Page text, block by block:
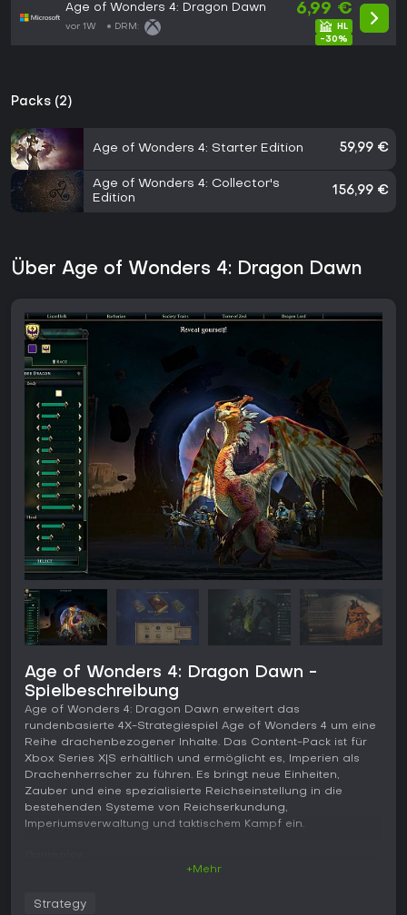
Age of Wonders 4: Dragon Dawn
vor 1W DRM:
6,99 €
-30%
Packs (2)
Age of Wonders 4: Starter Edition 59,99 €
Age of Wonders 4: Collector's
Edition
156,99 €
Über Age of Wonders 4: Dragon Dawn
Age of Wonders 4: Dragon Dawn -
Spielbeschreibung
Age of Wonders 4: Dragon Dawn erweitert das
rundenbasierte 4X-Strategiespiel Age of Wonders 4 um eine
Reihe drachenbezogener Inhalte. Das Content-Pack ist für
Xbox Series X|S erhältlich und ermöglicht es, Imperien als
Drachenherrscher zu führen. Es bringt neue Einheiten,
Zauber und eine spezialisierte Reichseinstellung in die
bestehenden Systeme von Reichserkundung,
Imperiumsverwaltung und taktischem Kampf ein.
Reichen. Spieler verwalten Ressourcen, erforschen
+Mehr
Strategy